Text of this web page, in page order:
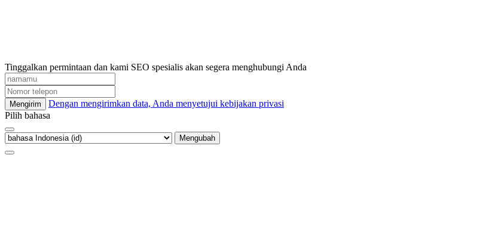
Tinggalkan permintaan dan kami SEO spesialis akan segera menghubungi Anda
Mengirim
Dengan mengirimkan data, Anda menyetujui kebijakan privasi
Pilih bahasa
Mengubah